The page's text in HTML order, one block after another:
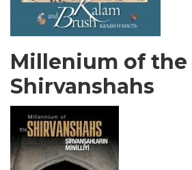
Millenium of the
Shirvanshahs